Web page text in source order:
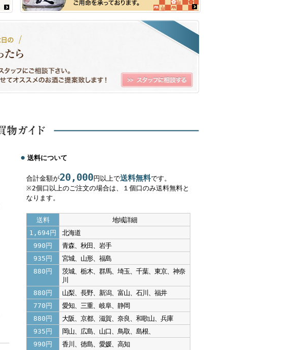
送料について
合計金額が20,000円以上で送料無料です。
※2個口以上のご注文の場合は、１個口のみ送料無料と
なります。
送料
地域詳細
1,694円
北海道
990円
青森、秋田、岩手
935円
宮城、山形、福島
880円
茨城、栃木、群馬、埼玉、千葉、東京、神奈
川
880円
山梨、長野、新潟、富山、石川、福井
770円
愛知、三重、岐阜、静岡
880円
大阪、京都、滋賀、奈良、和歌山、兵庫
935円
岡山、広島、山口、鳥取、島根、
990円
香川、徳島、愛媛、高知